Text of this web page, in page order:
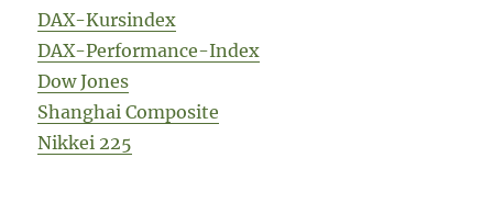
DAX-Kursindex
DAX-Performance-Index
Dow Jones
Shanghai Composite
Nikkei 225